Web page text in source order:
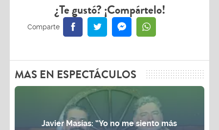
¿Te gustó? ¡Compártelo!
MAS EN ESPECTÁCULOS
Javier Masías: “Yo no me siento más